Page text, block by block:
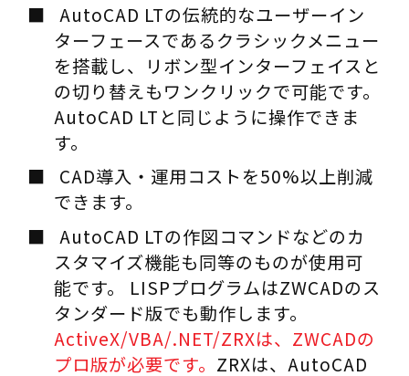
AutoCAD LTの伝統的なユーザーイン
ターフェースであるクラシックメニュー
を搭載し、リボン型インターフェイスと
の切り替えもワンクリックで可能です。
AutoCAD LTと同じように操作できま
す。
CAD導入・運用コストを50%以上削減
できます。
AutoCAD LTの作図コマンドなどのカ
スタマイズ機能も同等のものが使用可
能です。 LISPプログラムはZWCADのス
タンダード版でも動作します。
ActiveX/VBA/.NET/ZRXは、ZWCADの
プロ版が必要です。 ZRXは、AutoCAD